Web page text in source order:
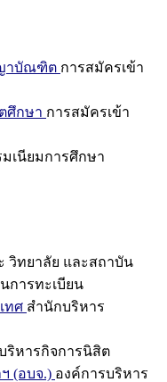
าบัณฑิต การสมัครเข้า
ศึกษา การสมัครเข้า
เนียมการศึกษา
วิทยาลัย และสถาบัน
การทะเบียน
ทศ สำนักบริหาร
ริหารกิจการนิสิต
(อบจ.) องค์การบริหาร